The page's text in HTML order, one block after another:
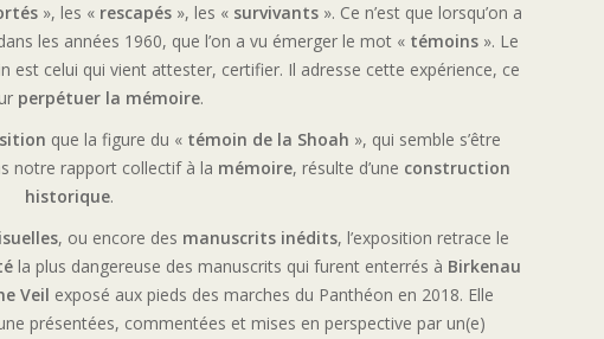
», les « rescapés », les « survivants ». Ce n’est que lorsqu’on a
les années 1960, que l’on a vu émerger le mot « témoins ». Le
est celui qui vient attester, certifier. Il adresse cette expérience, ce
perpétuer la mémoire.
que la figure du « témoin de la Shoah », qui semble s’être
notre rapport collectif à la mémoire, résulte d’une construction
historique.
, ou encore des manuscrits inédits, l’exposition retrace le
la plus dangereuse des manuscrits qui furent enterrés à Birkenau
Veil exposé aux pieds des marches du Panthéon en 2018. Elle
présentées, commentées et mises en perspective par un(e)